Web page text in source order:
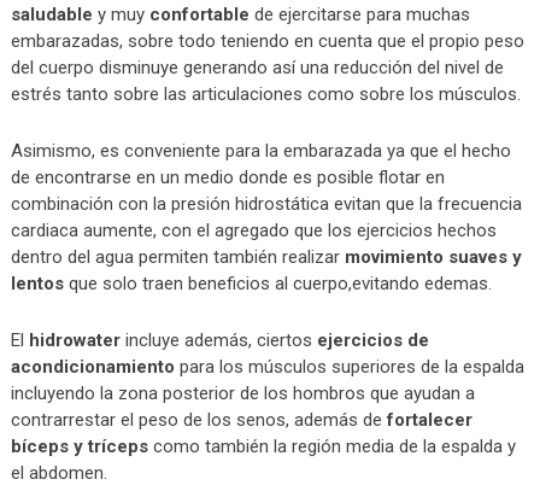
saludable y muy confortable de ejercitarse para muchas
embarazadas, sobre todo teniendo en cuenta que el propio peso
del cuerpo disminuye generando así una reducción del nivel de
estrés tanto sobre las articulaciones como sobre los músculos.
Asimismo, es conveniente para la embarazada ya que el hecho
de encontrarse en un medio donde es posible flotar en
combinación con la presión hidrostática evitan que la frecuencia
cardiaca aumente, con el agregado que los ejercicios hechos
dentro del agua permiten también realizarmovimiento suaves y
lentosque solo traen beneficios al cuerpo,evitando edemas.
El hidrowaterincluye además, ciertos ejercicios de
acondicionamiento para los músculos superiores de la espalda
incluyendo la zona posterior de los hombros que ayudan a
contrarrestar el peso de los senos, además defortalecer
bíceps y trícepscomo también la región media de la espalda y
el abdomen.